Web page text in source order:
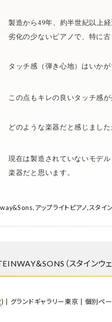
製造から49年、約半世紀以上
劣化の少ないピアノで、特に
タッチ感（弾き心地）はいかが
この点もキレの良いタッチ感
どのような楽器だと感じました
現在は製造されていないモデ
楽器だと思います。
,アップライトピアノ,スタイ
＆SONS（スタイン
) グランドギャラリー東京 個別ペ